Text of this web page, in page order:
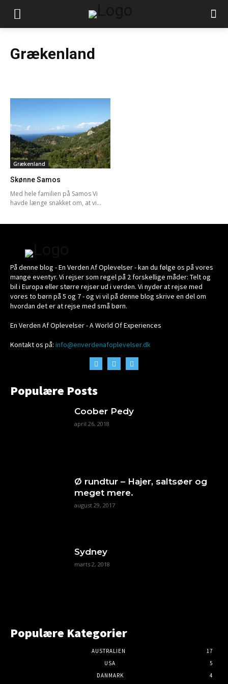
Grækenland
Grækenland
Skønne Samos
Med hele familien på Samos Vi
havde længe snakket om, at vi...
På denne blog - En Verden Af Oplevelser - kan du følge os på vores
mange eventyr. Vi rejser som regel på 2 forskellige måder: Telt og
bil i Europa eller større rejser ud i verden. Vi nyder at rejse med
vores to børn på 5 og 7 - og vi vil på denne blog skrive en del om
hvordan det er at rejse med små børn.
En Verden Af Oplevelser - A World Of Experiences
Kontakt os på: info@enverdenafoplevelser.dk
Populære Posts
Coober Pedy
april 26, 2018
Ø rundtur – Hajer, saltsøer og
meget mere.
august 29, 2017
Sydney
marts 2, 2018
Populære Kategorier
AUSTRALIEN
17
USA
5
DANMARK
4